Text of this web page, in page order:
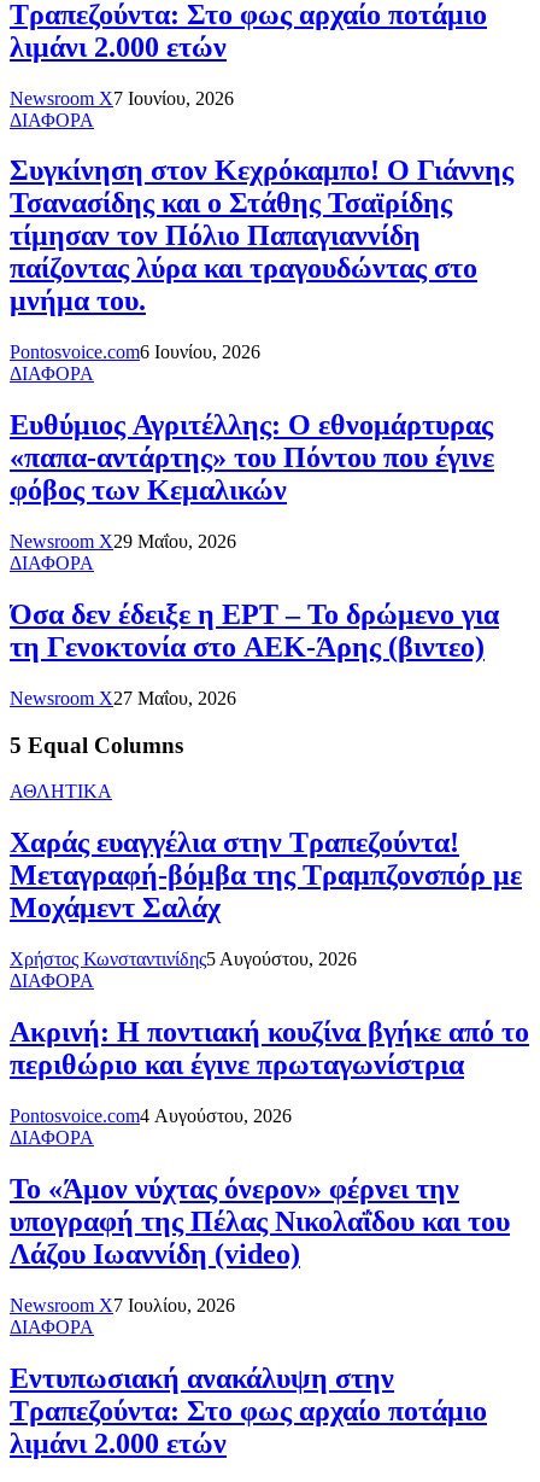
Τραπεζούντα: Στο φως αρχαίο ποτάμιο
λιμάνι 2.000 ετών
Newsroom X7 Ιουνίου, 2026
ΔΙΑΦΟΡΑ
Συγκίνηση στον Κεχρόκαμπο! Ο Γιάννης
Τσανασίδης και ο Στάθης Τσαϊρίδης
τίμησαν τον Πόλιο Παπαγιαννίδη
παίζοντας λύρα και τραγουδώντας στο
μνήμα του.
Pontosvoice.com6 Ιουνίου, 2026
ΔΙΑΦΟΡΑ
Ευθύμιος Αγριτέλλης: Ο εθνομάρτυρας
«παπα-αντάρτης» του Πόντου που έγινε
φόβος των Κεμαλικών
Newsroom X29 Μαΐου, 2026
ΔΙΑΦΟΡΑ
Όσα δεν έδειξε η ΕΡΤ – Το δρώμενο για
τη Γενοκτονία στο ΑΕΚ-Άρης (βιντεο)
Newsroom X27 Μαΐου, 2026
5 Equal Columns
ΑΘΛΗΤΙΚΑ
Χαράς ευαγγέλια στην Τραπεζούντα!
Μεταγραφή-βόμβα της Τραμπζονσπόρ με
Μοχάμεντ Σαλάχ
Χρήστος Κωνσταντινίδης5 Αυγούστου, 2026
ΔΙΑΦΟΡΑ
Ακρινή: Η ποντιακή κουζίνα βγήκε από το
περιθώριο και έγινε πρωταγωνίστρια
Pontosvoice.com4 Αυγούστου, 2026
ΔΙΑΦΟΡΑ
Το «Άμον νύχτας όνερον» φέρνει την
υπογραφή της Πέλας Νικολαΐδου και του
Λάζου Ιωαννίδη (video)
Newsroom X7 Ιουλίου, 2026
ΔΙΑΦΟΡΑ
Εντυπωσιακή ανακάλυψη στην
Τραπεζούντα: Στο φως αρχαίο ποτάμιο
λιμάνι 2.000 ετών